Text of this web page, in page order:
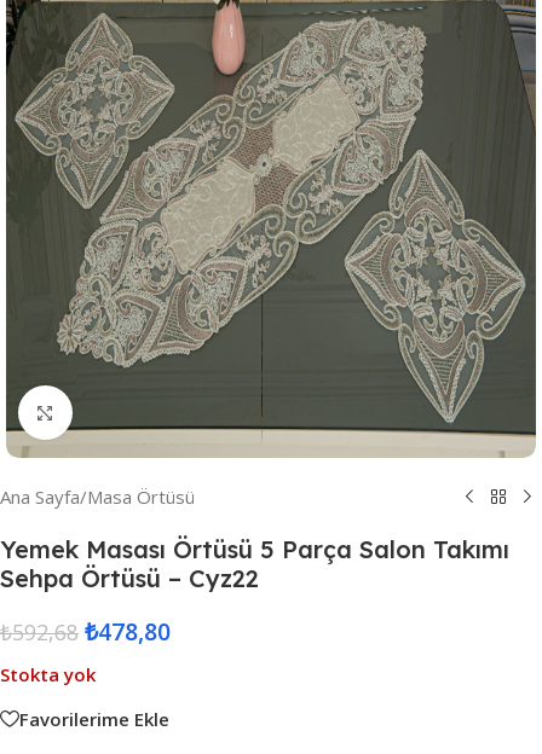
Resmi Büyüt
Ana Sayfa/Masa Örtüsü
Yemek Masası Örtüsü 5 Parça Salon Takımı
Sehpa Örtüsü – Cyz22
₺592,68 ₺478,80
Stokta yok
Favorilerime Ekle